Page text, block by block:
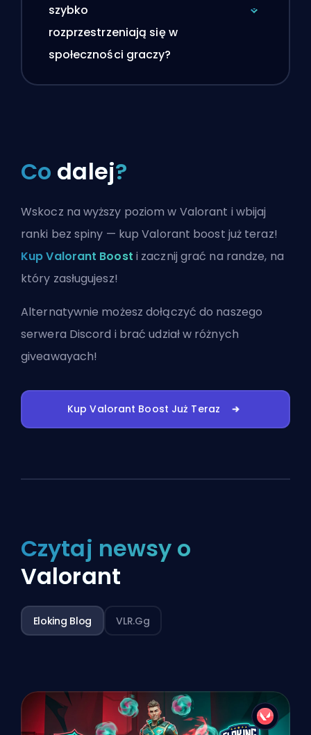
szybko
rozprzestrzeniają się w
społeczności graczy?
Co dalej?
Wskocz na wyższy poziom w Valorant i wbijaj
ranki bez spiny — kup Valorant boost już teraz!
Kup Valorant Boost i zacznij grać na randze, na
który zasługujesz!
Alternatywnie możeszdołączyć do naszego
serwera Discord i brać udział w różnych
giveawayach!
Kup Valorant Boost Już Teraz
Czytaj newsy o
Valorant
Eloking Blog VLR.gg